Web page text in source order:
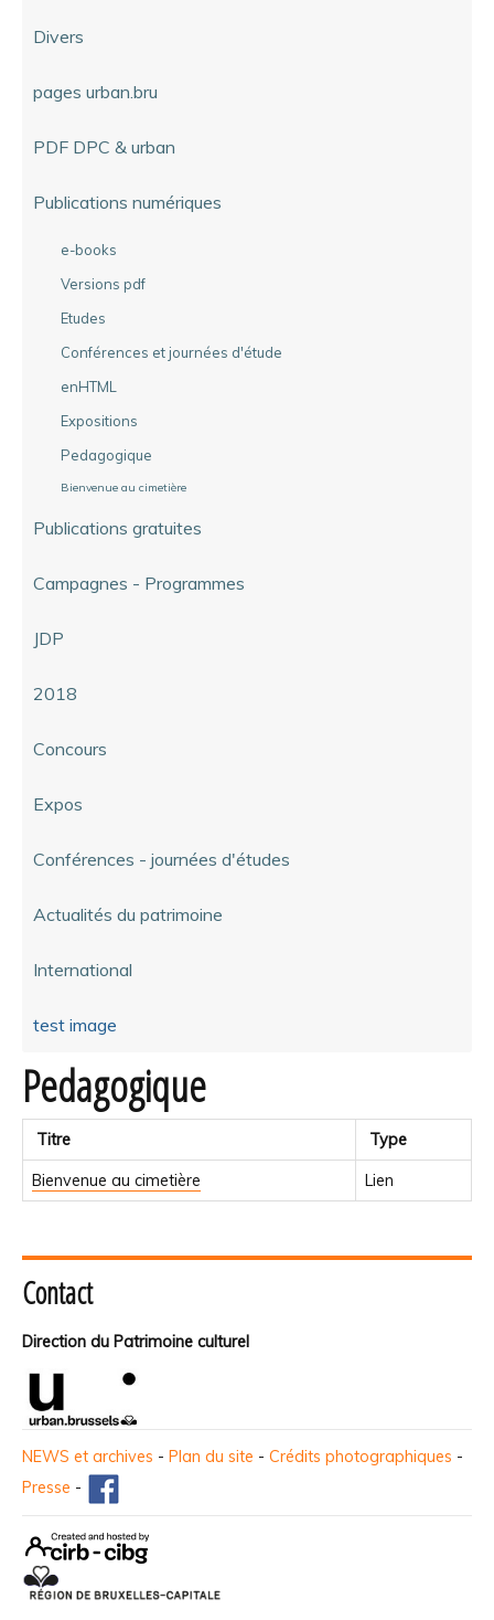
Divers
pages urban.bru
PDF DPC & urban
Publications numériques
e-books
Versions pdf
Etudes
Conférences et journées d'étude
enHTML
Expositions
Pedagogique
Bienvenue au cimetière
Publications gratuites
Campagnes - Programmes
JDP
2018
Concours
Expos
Conférences - journées d'études
Actualités du patrimoine
International
test image
Pedagogique
Titre Type
Bienvenue au cimetière Lien
Contact
Direction du Patrimoine culturel
NEWS et archives - Plan du site - Crédits photographiques -
Presse -